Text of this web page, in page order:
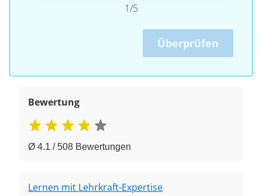
1/5
Überprüfen
Bewertung
Ø 4.1 / 508 Bewertungen
Lernen mit Lehrkraft-Expertise